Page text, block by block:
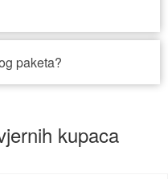
paketa?
kupaca